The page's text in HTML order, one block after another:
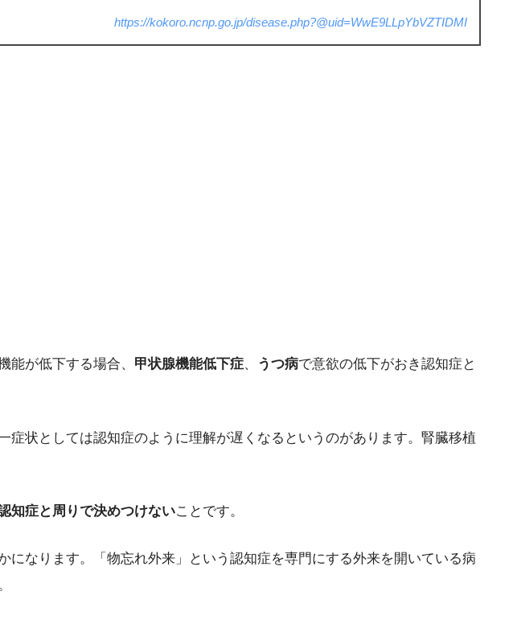
https://kokoro.ncnp.go.jp/disease.php?@uid=WwE9LLpYbVZTIDMI
能が低下する場合、 甲状腺機能低下症、 うつ病で意欲の低下がおき認知症と
症状としては認知症のように理解が遅くなるというのがあります。腎臓移植
知症と周りで決めつけないことです。
なります。「物忘れ外来」という認知症を専門にする外来を開いている病